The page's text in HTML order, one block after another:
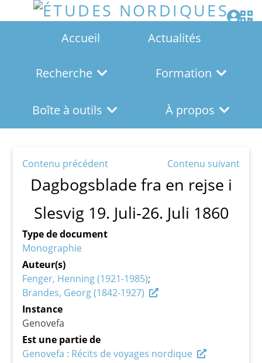
Accueil Actualités
Recherche Formation
Boîte à outils À propos
Contenu précédent Contenu suivant
Dagbogsblade fra en rejse i
Slesvig 19. Juli-26. Juli 1860
Type de document
Monographie
Auteur(s)
Fenger, Henning (1921-1985)
Brandes, Georg (1842-1927)
Instance
Genovefa
Est une partie de
Genovefa : Récits de voyages nordique